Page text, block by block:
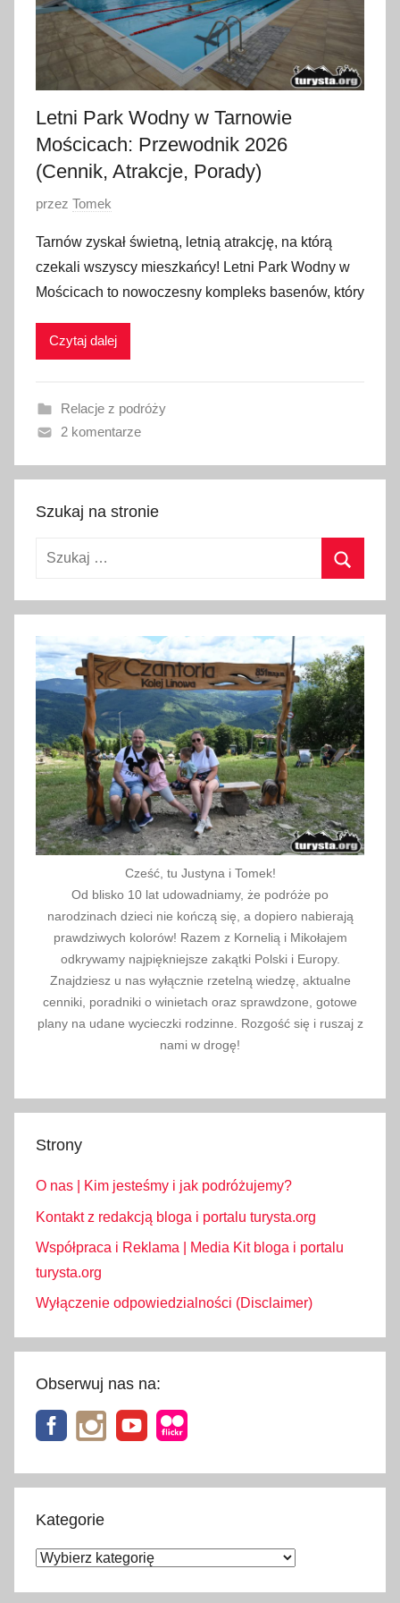
Letni Park Wodny w Tarnowie
Mościcach: Przewodnik 2026
(Cennik, Atrakcje, Porady)
O
u
b
l
i
a
n
1
2
r
c
a
2
2
6
przez Tomek
Tarnów zyskał świetną, letnią atrakcję, na którą
czekali wszyscy mieszkańcy! Letni Park Wodny w
Mościcach to nowoczesny kompleks basenów, który
Czytaj dalej
Relacje z podróży
2 komentarze
Szukaj na stronie
Szukaj:
Cześć, tu Justyna i Tomek!
Od blisko 10 lat udowadniamy, że podróże po
narodzinach dzieci nie kończą się, a dopiero nabierają
prawdziwych kolorów! Razem z Kornelią i Mikołajem
odkrywamy najpiękniejsze zakątki Polski i Europy.
Znajdziesz u nas wyłącznie rzetelną wiedzę, aktualne
cenniki, poradniki o winietach oraz sprawdzone, gotowe
plany na udane wycieczki rodzinne. Rozgość się i ruszaj z
nami w drogę!
Strony
O nas | Kim jesteśmy i jak podróżujemy?
Kontakt z redakcją bloga i portalu turysta.org
Współpraca i Reklama | Media Kit bloga i portalu
turysta.org
Wyłączenie odpowiedzialności (Disclaimer)
Obserwuj nas na:
Kategorie
Kategorie